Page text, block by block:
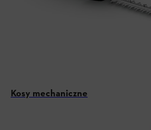
Kosy mechaniczne